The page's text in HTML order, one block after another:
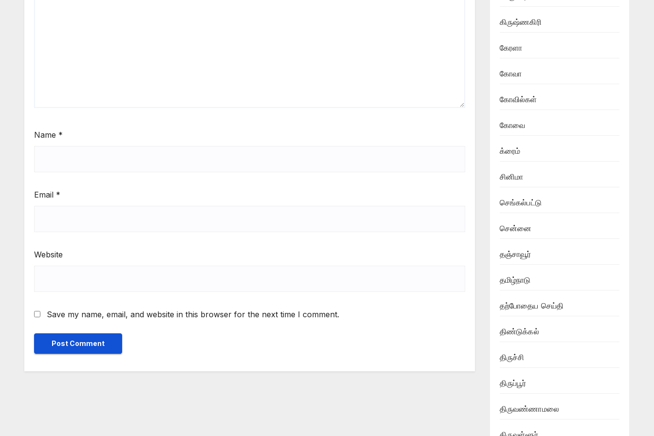
Name *
Email *
Website
Save my name, email, and website in this browser for the next time I comment.
கிருஷ்ணகிரி
கேரளா
கோவா
கோவில்கள்
கோவை
க்ரைம்
சினிமா
செங்கல்பட்டு
சென்னை
தஞ்சாவூர்
தமிழ்நாடு
தற்போதைய செய்தி
திண்டுக்கல்
திருச்சி
திருப்பூர்
திருவண்ணாமலை